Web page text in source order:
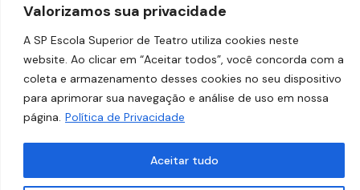
Valorizamos sua privacidade
A SP Escola Superior de Teatro utiliza cookies neste
website. Ao clicar em “Aceitar todos”, você concorda com a
coleta e armazenamento desses cookies no seu dispositivo
para aprimorar sua navegação e análise de uso em nossa
página. Política de Privacidade
Aceitar tudo
© 2026SP Escola Superior de Teatro – Faculdade das
Artes do Palco. Todos os direitos reservados.
Desenvolvido porEstúdio Copacabana